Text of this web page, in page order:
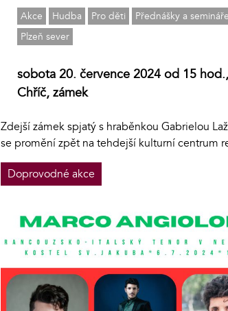
Akce Hudba Pro děti
Přednášky a semináře
Plzeň sever
sobota 20. července 2024 od 15 hod.,
Chříč, zámek
Zdejší zámek spjatý s hraběnkou Gabrielou
se promění zpět na tehdejší kulturní centrum
Doprovodné akce